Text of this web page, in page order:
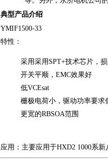
典型产品介绍
YMIF1500-33
特性：
采用采用SPT+技术芯片，
开关平顺，EMC效果好
低VCEsat
栅极电荷小，驱动功率要求
更宽的RBSOA范围
应用：主要应用于HXD2 1000系